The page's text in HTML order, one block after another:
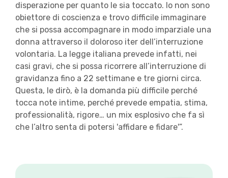
disperazione per quanto le sia toccato. Io non sono
obiettore di coscienza e trovo difficile immaginare
che si possa accompagnare in modo imparziale una
donna attraverso il doloroso iter dell’interruzione
volontaria. La legge italiana prevede infatti, nei
casi gravi, che si possa ricorrere all’interruzione di
gravidanza fino a 22 settimane e tre giorni circa.
Questa, le dirò, è la domanda più difficile perché
tocca note intime, perché prevede empatia, stima,
professionalità, rigore… un mix esplosivo che fa sì
che l’altro senta di potersi 'affidare e fidare'”.